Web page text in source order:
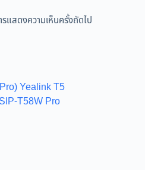
แสดงความเห็นครั้งถัดไป